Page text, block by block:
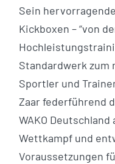
Sein
Kickboxen – “von
Standardwerk zum
Sportler und
Zaar federführend
WAKO
Wettkampf und
Voraussetzungen